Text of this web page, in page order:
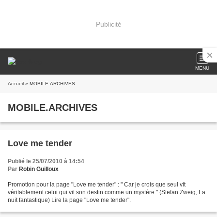
Publicité
MENU
Accueil » MOBILE.ARCHIVES
MOBILE.ARCHIVES
Love me tender
Publié le 25/07/2010 à 14:54
Par Robin Guilloux
Promotion pour la page "Love me tender" : " Car je crois que seul vit
véritablement celui qui vit son destin comme un mystère." (Stefan Zweig, La
nuit fantastique) Lire la page "Love me tender".